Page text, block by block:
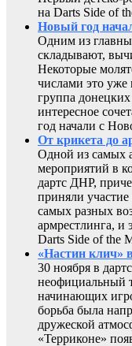
на Darts Side of
Новый год
Одним из
складывают,
Некоторые
числами это уже
группа
интересное
год начали с
От крикета до
Одной из самых
мероприятий в
дартс ДНР,
приняли
самых разных
армрестлинга, и
Darts Side of the
«Настин клич»
30 ноября в
неофициальный
начинающих
борьба была
дружеской
«Терриконе»